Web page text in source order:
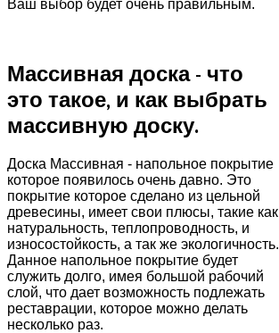
Ваш выбор будет очень правильным.
Массивная доска - что
это такое, и как выбрать
массивную доску.
Доска Масcивная - напольное покрытие
которое появилось очень давно. Это
покрытие которое сделано из цельной
древесины, имеет свои плюсы, такие как
натуральность, теплопроводность, и
износостойкость, а так же экологичность.
Данное напольное покрытие будет
служить долго, имея большой рабочий
слой, что дает возможность подлежать
реставрации, которое можно делать
несколько раз.